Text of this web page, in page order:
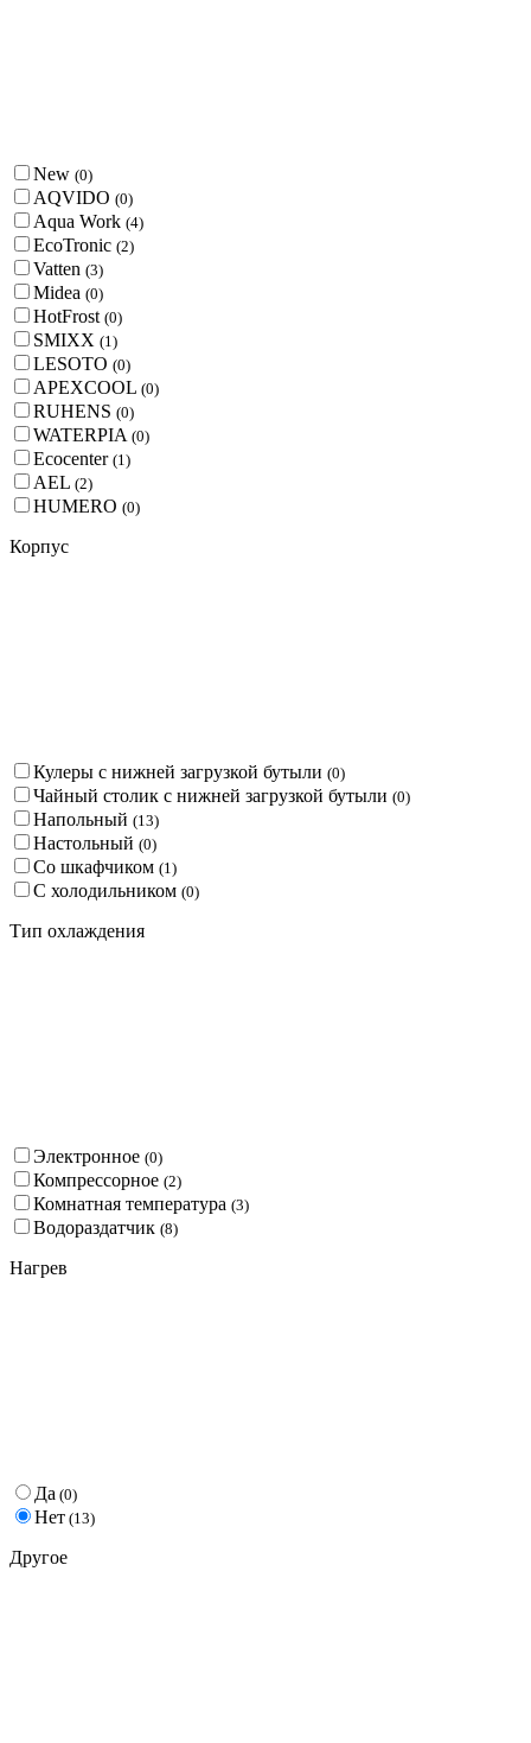
New (0)
AQVIDO (0)
Aqua Work (4)
EcoTronic (2)
Vatten (3)
Midea (0)
HotFrost (0)
SMIXX (1 )
LESOTO (0)
APEXCOOL (0)
RUHENS (0)
WATERPIA (0)
Ecocenter (1 )
AEL (2)
HUMERO (0)
Корпус
Кулеры с нижней загрузкой бутыли (0)
Чайный столик с нижней загрузкой бутыли (0)
Напольный (13)
Настольный (0)
Со шкафчиком (1 )
С холодильником (0)
Тип охлаждения
Электронное (0)
Компрессорное (2)
Комнатная температура (3)
Водораздатчик (8)
Нагрев
Да (0)
Нет (13)
Другое